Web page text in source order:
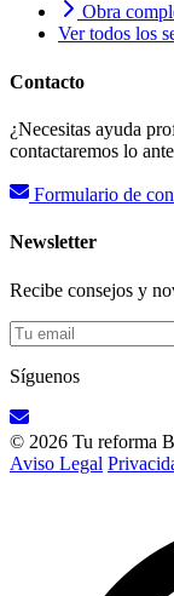
Obra
Ver todos los
Contacto
¿Necesitas ayuda
contactaremos lo
Formulario de
Newsletter
Recibe consejos y
Síguenos
© 2026 Tu reforma
Aviso Legal